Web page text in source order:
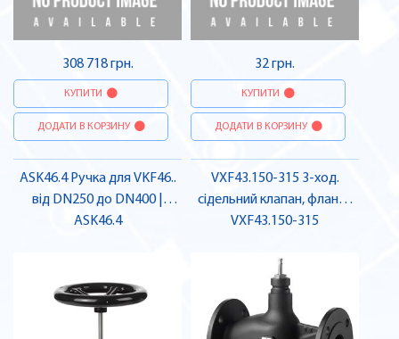
308 718 грн.
КУПИТИ
ДОДАТИ В КОРЗИНУ
32 грн.
КУПИТИ
ДОДАТИ В КОРЗИНУ
ASK46.4 Ручка для VKF46..
від DN250 до DN400 |
SIEMENS
ASK46.4
VXF43.150-315 3-ход.
сідельний клапан, фланц.,
PN16 | SIEMENS
VXF43.150-315